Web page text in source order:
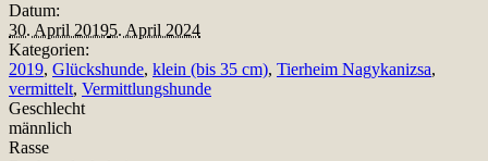
Datum:
30. April 20195. April 2024
Kategorien:
2019, Glückshunde, klein (bis 35 cm), Tierheim Nagykanizsa,
vermittelt, Vermittlungshunde
Geschlecht
männlich
Rasse